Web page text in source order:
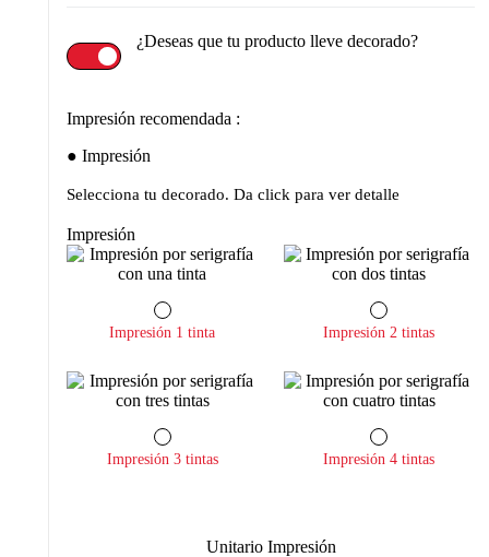
¿Deseas que tu producto lleve decorado?
Impresión recomendada :
Impresión
Selecciona tu decorado. Da click para ver detalle
Impresión
Impresión 1 tinta Impresión 2 tintas
Impresión 3 tintas Impresión 4 tintas
Unitario Impresión